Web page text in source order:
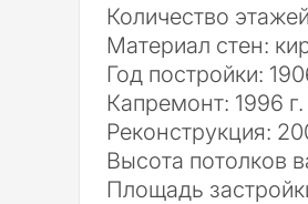
Количество
Материал стен:
Год постройки:
Капремонт: 1996 г.
Реконструкция:
Высота потолков
Площадь